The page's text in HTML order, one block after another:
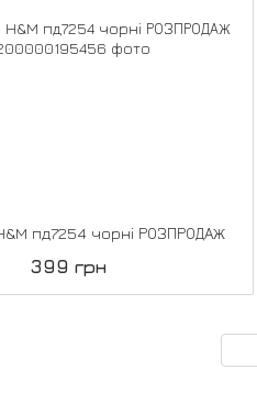
пд7254 чорні РОЗПРОДАЖ
399 грн